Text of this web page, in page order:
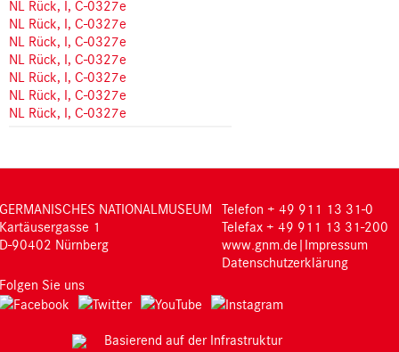
NL Rück, I, C-0327e
NL Rück, I, C-0327e
NL Rück, I, C-0327e
NL Rück, I, C-0327e
NL Rück, I, C-0327e
NL Rück, I, C-0327e
NL Rück, I, C-0327e
GERMANISCHES NATIONALMUSEUM
Kartäusergasse 1
D-90402 Nürnberg
Telefon + 49 911 13 31-0
Telefax + 49 911 13 31-200
www.gnm.de | Impressum
Datenschutzerklärung
Folgen Sie uns
Basierend auf der Infrastruktur